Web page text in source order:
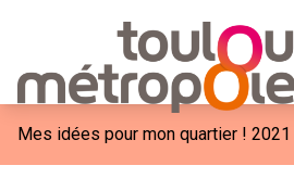
Mes idées pour mon quartier ! 2021